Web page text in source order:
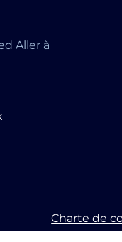
Aller à
Charte de